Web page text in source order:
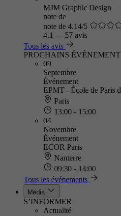
MJM Graphic Design
note de
note de 4.14/5
4.1 — 57 avis
Tous les avis
PROCHAINS
09
Septembre
Événement
EPMT - École de Paris
Paris
13:00 - 15:00
04
Novembre
Événement
ECOR Paris
Nanterre
09:30 - 14:00
Tous les événements
Média
S’INFORMER
Actualité